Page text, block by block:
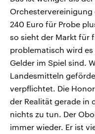
240 Euro für Probe
so sieht der Markt für
problematisch wird
Gelder im Spiel sind.
Landesmitteln
verpflichtet. Die
der Realität gerade in
nichts zu tun. Der
immer wieder. Er ist